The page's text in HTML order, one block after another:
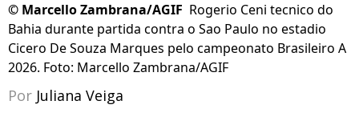
© Marcello Zambrana/AGIF Rogerio Ceni tecnico do
Bahia durante partida contra o Sao Paulo no estadio
Cicero De Souza Marques pelo campeonato Brasileiro A
2026. Foto: Marcello Zambrana/AGIF
Por Juliana Veiga